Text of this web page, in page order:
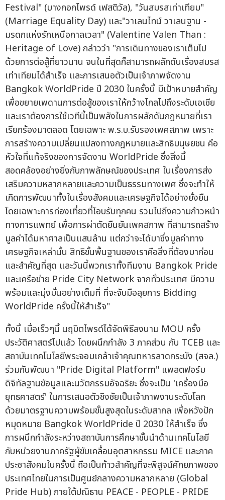
Festival" (บางกอกไพรด์ เฟสติวัล), "วันสมรสเท่าเทียม"
(Marriage Equality Day) และ"วาเลนไทน์ วาเลนฐาน -
มรดกแห่งรักเหนือกาลเวลา" (Valentine Valen Than :
Heritage of Love) กล่าวว่า "การเดินทางของเราเต็มไป
ด้วยการต่อสู้ที่ยาวนาน จนในที่สุดก็สามารถผลักดันเรื่องสมรส
เท่าเทียมได้สำเร็จ และการเสนอตัวเป็นเจ้าภาพจัดงาน
Bangkok WorldPride ปี 2030 ในครั้งนี้ มีเป้าหมายสำคัญ
เพื่อขยายเพดานการต่อสู้ของเราให้กว้างไกลไปถึงระดับเอเชีย
และเราต้องการใช้เวทีนี้เป็นพลังในการผลักดันกฎหมายที่เรา
เรียกร้องมาตลอด โดยเฉพาะ พ.ร.บ.รับรองเพศสภาพ เพราะ
การสร้างความเปลี่ยนแปลงทางกฎหมายและสิทธิมนุษยชน คือ
หัวใจที่แท้จริงของการจัดงาน WorldPride ซึ่งสิ่งนี้
สอดคล้องอย่างยิ่งกับภาพลักษณ์ของประเทศ ในเรื่องการส่ง
เสริมความหลากหลายและความเป็นธรรมทางเพศ ซึ่งจะทำให้
เกิดการพัฒนาทั้งในเรื่องสังคมและเศรษฐกิจได้อย่างยั่งยืน
โดยเฉพาะการท่องเที่ยวที่โอบรับทุกคน รวมไปถึงความก้าวหน้า
ทางการแพทย์ เพื่อการผ่าตัดยืนยันเพศสภาพ ที่สามารถสร้าง
มูลค่าได้มหาศาลเป็นแสนล้าน แต่กว่าจะได้มาซึ่งมูลค่าทาง
เศรษฐกิจเหล่านั้น สิทธิขั้นพื้นฐานของเราคือสิ่งที่ต้องมาก่อน
และสำคัญที่สุด และวันนี้พวกเราทั้งทีมงาน Bangkok Pride
และเครือข่าย Pride City Network จากทั่วประเทศ มีความ
พร้อมและมุ่งมั่นอย่างเต็มที่ ที่จะจับมือลุยการ Bidding
WorldPride ครั้งนี้ให้สำเร็จ"
ทั้งนี้ เมื่อเร็วๆนี้ นฤมิตไพรด์ได้จัดพิธีลงนาม MOU ครั้ง
ประวัติศาสตร์ไปแล้ว โดยผนึกกำลัง 3 ภาคส่วน กับ TCEB และ
สถาบันเทคโนโลยีพระจอมเกล้าเจ้าคุณทหารลาดกระบัง (สจล.)
ร่วมกันพัฒนา "Pride Digital Platform" แพลตฟอร์ม
ดิจิทัลฐานข้อมูลและนวัตกรรมอัจฉริยะ ซึ่งจะเป็น 'เครื่องมือ
ยุทธศาสตร์' ในการเสนอตัวชิงชัยเป็นเจ้าภาพงานระดับโลก
ด้วยมาตรฐานความพร้อมขั้นสูงสุดในระดับสากล เพื่อหวังปัก
หมุดหมาย Bangkok WorldPride ปี 2030 ให้สำเร็จ ซึ่ง
การผนึกกำลังระหว่างสถาบันการศึกษาชั้นนำด้านเทคโนโลยี
กับหน่วยงานภาครัฐผู้ขับเคลื่อนอุตสาหกรรม MICE และภาค
ประชาสังคมในครั้งนี้ ถือเป็นก้าวสำคัญที่จะพิสูจน์ศักยภาพของ
ประเทศไทยในการเป็นศูนย์กลางความหลากหลาย (Global
Pride Hub) ภายใต้ปณิธาน PEACE - PEOPLE - PRIDE